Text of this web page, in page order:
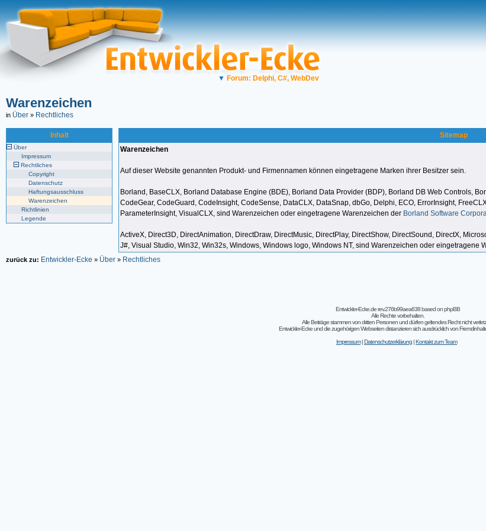
▼ Forum: Delphi, C#, WebDev
Warenzeichen
in Über » Rechtliches
Inhalt
Über
Impressum
Rechtliches
Copyright
Datenschutz
Haftungsausschluss
Warenzeichen
Richtlinien
Legende
Sitemap
Warenzeichen
Auf dieser Website genannten Produkt- und Firmennamen können eingetragene Marken ihrer Besitzer sein.
Borland, BaseCLX, Borland Database Engine (BDE), Borland Data Provider (BDP), Borland DB Web Controls,
CodeGear, CodeGuard, CodeInsight, CodeSense, DataCLX, DataSnap, dbGo, Delphi, ECO, ErrorInsight,
ParameterInsight, VisualCLX, sind Warenzeichen oder eingetragene Warenzeichen der Borland Software
ActiveX, Direct3D, DirectAnimation, DirectDraw, DirectMusic, DirectPlay, DirectShow, DirectSound, DirectX,
J#, Visual Studio, Win32, Win32s, Windows, Windows logo, Windows NT, sind Warenzeichen oder eingetragene
zurück zu: Entwickler-Ecke » Über » Rechtliches
Entwickler-Ecke.de rev.276b99aea638based onphpBB
Alle Rechte vorbehalten.
Alle Beiträge stammen von dritten Personen und dürfen geltendes Recht nicht
Entwickler-Ecke und die zugehörigen Webseiten distanzieren sich ausdrücklich von
Impressum|Datenschutzerklärung |Kontakt zum Team